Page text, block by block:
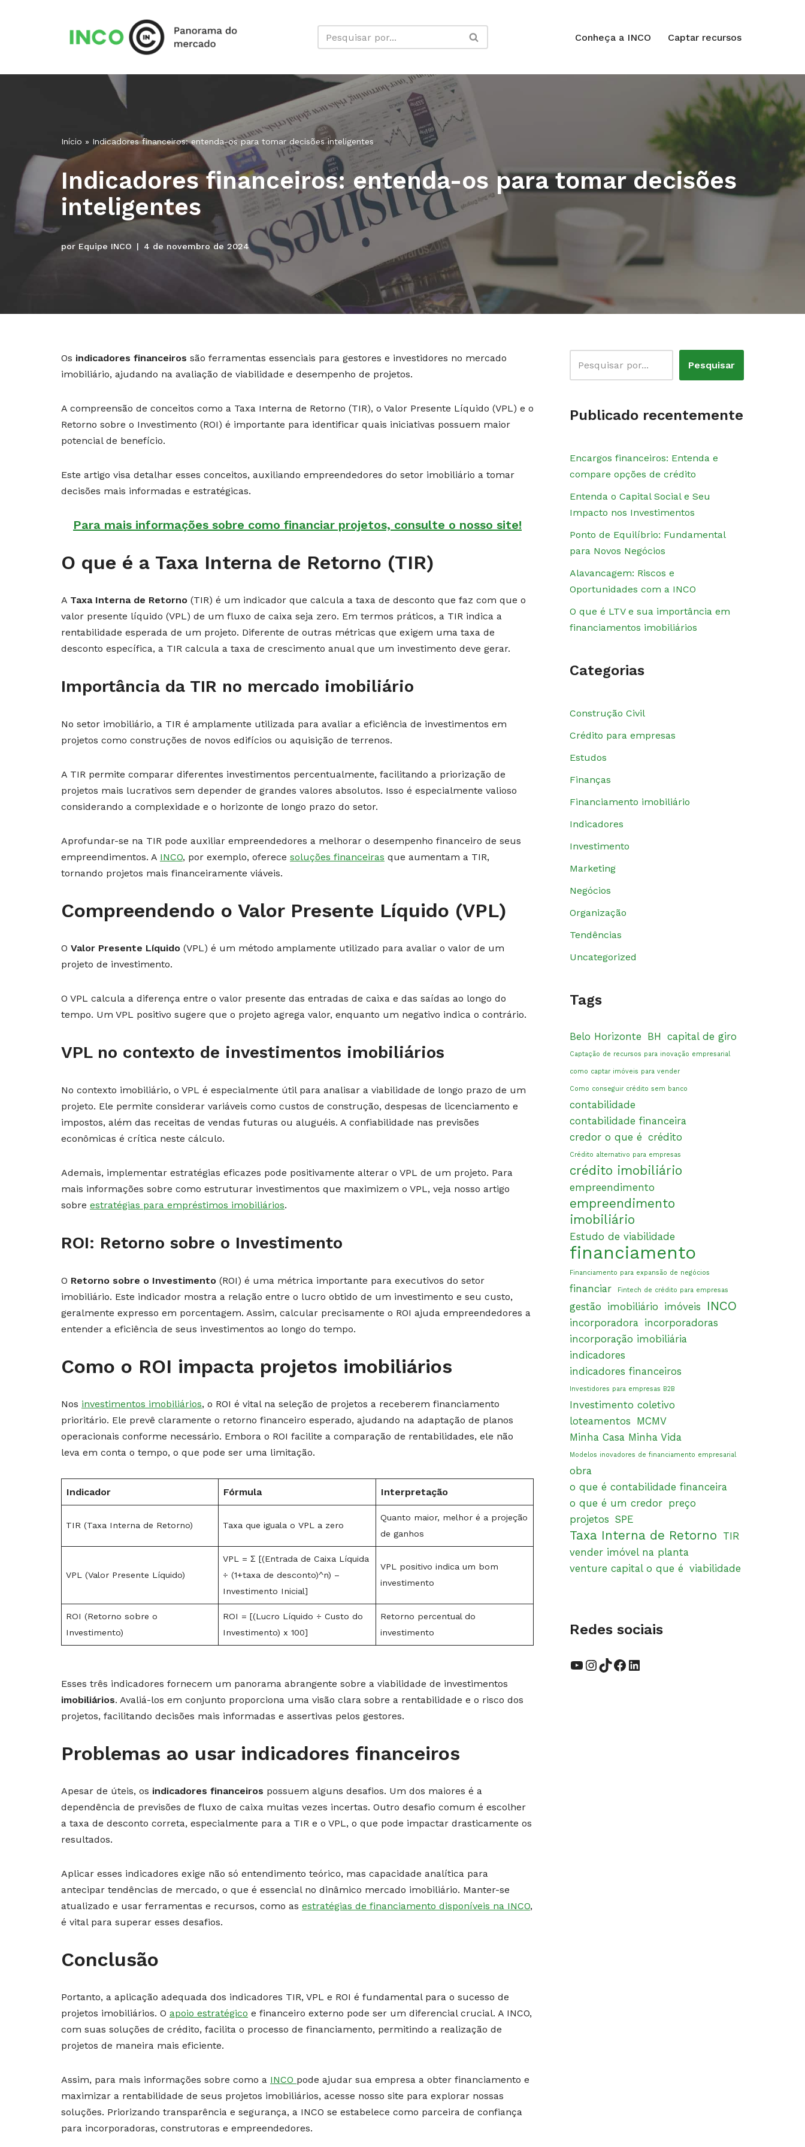
Conheça a INCO Captar recursos
Início » Indicadores financeiros: entenda-os para tomar decisões inteligentes
Indicadores financeiros: entenda-os para tomar decisões
inteligentes
por Equipe INCO 4 de novembro de 2024
Os indicadores financeiros são ferramentas essenciais para gestores e investidores no mercado
imobiliário, ajudando na avaliação de viabilidade e desempenho de projetos.
A compreensão de conceitos como a Taxa Interna de Retorno (TIR), o Valor Presente Líquido (VPL) e o
Retorno sobre o Investimento (ROI) é importante para identificar quais iniciativas possuem maior
potencial de benefício.
Este artigo visa detalhar esses conceitos, auxiliando empreendedores do setor imobiliário a tomar
decisões mais informadas e estratégicas.
Para mais informações sobre como financiar projetos, consulte o nosso site!
O que é a Taxa Interna de Retorno (TIR)
A Taxa Interna de Retorno (TIR) é um indicador que calcula a taxa de desconto que faz com que o
valor presente líquido (VPL) de um fluxo de caixa seja zero. Em termos práticos, a TIR indica a
rentabilidade esperada de um projeto. Diferente de outras métricas que exigem uma taxa de
desconto específica, a TIR calcula a taxa de crescimento anual que um investimento deve gerar.
Importância da TIR no mercado imobiliário
No setor imobiliário, a TIR é amplamente utilizada para avaliar a eficiência de investimentos em
projetos como construções de novos edifícios ou aquisição de terrenos.
A TIR permite comparar diferentes investimentos percentualmente, facilitando a priorização de
projetos mais lucrativos sem depender de grandes valores absolutos. Isso é especialmente valioso
considerando a complexidade e o horizonte de longo prazo do setor.
Aprofundar-se na TIR pode auxiliar empreendedores a melhorar o desempenho financeiro de seus
empreendimentos. A INCO, por exemplo, oferece soluções financeiras que aumentam a TIR,
tornando projetos mais financeiramente viáveis.
Compreendendo o Valor Presente Líquido (VPL)
O Valor Presente Líquido (VPL) é um método amplamente utilizado para avaliar o valor de um
projeto de investimento.
O VPL calcula a diferença entre o valor presente das entradas de caixa e das saídas ao longo do
tempo. Um VPL positivo sugere que o projeto agrega valor, enquanto um negativo indica o contrário.
VPL no contexto de investimentos imobiliários
No contexto imobiliário, o VPL é especialmente útil para analisar a viabilidade de longo prazo de um
projeto. Ele permite considerar variáveis como custos de construção, despesas de licenciamento e
impostos, além das receitas de vendas futuras ou aluguéis. A confiabilidade nas previsões
econômicas é crítica neste cálculo.
Ademais, implementar estratégias eficazes pode positivamente alterar o VPL de um projeto. Para
mais informações sobre como estruturar investimentos que maximizem o VPL, veja nosso artigo
sobre estratégias para empréstimos imobiliários.
ROI: Retorno sobre o Investimento
O Retorno sobre o Investimento (ROI) é uma métrica importante para executivos do setor
imobiliário. Este indicador mostra a relação entre o lucro obtido de um investimento e seu custo,
geralmente expresso em porcentagem. Assim, calcular precisamente o ROI ajuda empreendedores a
entender a eficiência de seus investimentos ao longo do tempo.
Como o ROI impacta projetos imobiliários
Nos investimentos imobiliários, o ROI é vital na seleção de projetos a receberem financiamento
prioritário. Ele prevê claramente o retorno financeiro esperado, ajudando na adaptação de planos
operacionais conforme necessário. Embora o ROI facilite a comparação de rentabilidades, ele não
leva em conta o tempo, o que pode ser uma limitação.
Indicador Fórmula Interpretação
TIR (Taxa Interna de Retorno) Taxa que iguala o VPL a zero
Quanto maior, melhor é a projeção
de ganhos
VPL (Valor Presente Líquido)
VPL = Σ [(Entrada de Caixa Líquida
÷ (1+taxa de desconto)^n) –
Investimento Inicial]
VPL positivo indica um bom
investimento
ROI (Retorno sobre o
Investimento)
ROI = [(Lucro Líquido ÷ Custo do
Investimento) x 100]
Retorno percentual do
investimento
Esses três indicadores fornecem um panorama abrangente sobre a viabilidade de investimentos
imobiliários. Avaliá-los em conjunto proporciona uma visão clara sobre a rentabilidade e o risco dos
projetos, facilitando decisões mais informadas e assertivas pelos gestores.
Problemas ao usar indicadores financeiros
Apesar de úteis, os indicadores financeiros possuem alguns desafios. Um dos maiores é a
dependência de previsões de fluxo de caixa muitas vezes incertas. Outro desafio comum é escolher
a taxa de desconto correta, especialmente para a TIR e o VPL, o que pode impactar drasticamente os
resultados.
Aplicar esses indicadores exige não só entendimento teórico, mas capacidade analítica para
antecipar tendências de mercado, o que é essencial no dinâmico mercado imobiliário. Manter-se
atualizado e usar ferramentas e recursos, como as estratégias de financiamento disponíveis na INCO,
é vital para superar esses desafios.
Conclusão
Portanto, a aplicação adequada dos indicadores TIR, VPL e ROI é fundamental para o sucesso de
projetos imobiliários. O apoio estratégico e financeiro externo pode ser um diferencial crucial. A INCO,
com suas soluções de crédito, facilita o processo de financiamento, permitindo a realização de
projetos de maneira mais eficiente.
Assim, para mais informações sobre como a INCO pode ajudar sua empresa a obter financiamento e
maximizar a rentabilidade de seus projetos imobiliários, acesse nosso site para explorar nossas
soluções. Priorizando transparência e segurança, a INCO se estabelece como parceira de confiança
para incorporadoras, construtoras e empreendedores.
Pesquisar
Publicado recentemente
Encargos financeiros: Entenda e
compare opções de crédito
Entenda o Capital Social e Seu
Impacto nos Investimentos
Ponto de Equilíbrio: Fundamental
para Novos Negócios
Alavancagem: Riscos e
Oportunidades com a INCO
O que é LTV e sua importância em
financiamentos imobiliários
Categorias
Construção Civil
Crédito para empresas
Estudos
Finanças
Financiamento imobiliário
Indicadores
Investimento
Marketing
Negócios
Organização
Tendências
Uncategorized
Tags
Belo Horizonte BH capital de giro
Captação de recursos para inovação empresarial
como captar imóveis para vender
Como conseguir crédito sem banco
contabilidade
contabilidade financeira
credor o que é crédito
Crédito alternativo para empresas
crédito imobiliário
empreendimento
empreendimento
imobiliário
Estudo de viabilidade
financiamento
Financiamento para expansão de negócios
financiar Fintech de crédito para empresas
gestão imobiliário imóveis INCO
incorporadora incorporadoras
incorporação imobiliária
indicadores
indicadores financeiros
Investidores para empresas B2B
Investimento coletivo
loteamentos MCMV
Minha Casa Minha Vida
Modelos inovadores de financiamento empresarial
obra
o que é contabilidade financeira
o que é um credor preço
projetos SPE
Taxa Interna de Retorno TIR
vender imóvel na planta
venture capital o que é viabilidade
Redes sociais